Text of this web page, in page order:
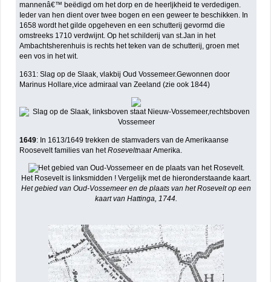
mannenâ€™ beëdigd om het dorp en de heerljkheid te verdedigen.
Ieder van hen dient over twee bogen en een geweer te beschikken. In
1658 wordt het gilde opgeheven en een schutterij gevormd die
omstreeks 1710 verdwijnt. Op het schilderij van st.Jan in het
Ambachtsherenhuis is rechts het teken van de schutterij, groen met
een vos in het wit.
1631: Slag op de Slaak, vlakbij Oud Vossemeer.Gewonnen door
Marinus Hollare,vice admiraal van Zeeland (zie ook 1844)
1649: In 1613/1649 trekken de stamvaders van de Amerikaanse
Roosevelt families van hetRoseveltnaar Amerika.
Het Rosevelt is linksmidden ! Vergelijk met de hieronderstaande kaart.
Het gebied van Oud-Vossemeer en de plaats van het Rosevelt op een
kaart van Hattinga, 1744.